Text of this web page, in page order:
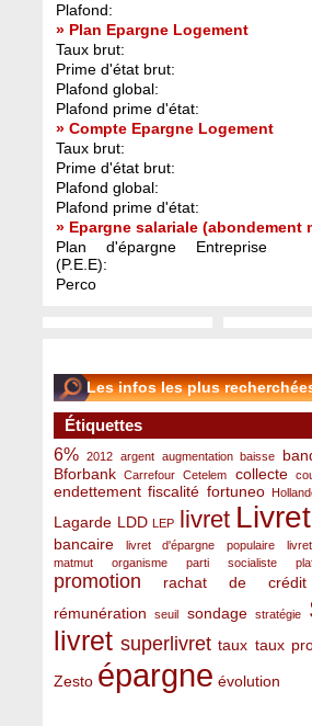
Plafond:
» Plan Epargne Logement
Taux brut:
Prime d'état brut:
Plafond global:
Plafond prime d'état:
» Compte Epargne Logement
Taux brut:
Prime d'état brut:
Plafond global:
Plafond prime d'état:
» Epargne salariale (abondement
Plan d'épargne Entreprise
(P.E.E):
Perco
Les infos les plus
Étiquettes
6% 2012 argent augmentation baisse
Bforbank
Carrefour Cetelem collecte
endettement fiscalité fortuneo
Lagarde LDD LEP livret
bancaire
livret d'épargne populaire
matmut
organisme parti socialiste
promotion rachat de crédit
rémunération
seuil sondage stratégie
livret superlivret taux taux
Zesto épargne évolution